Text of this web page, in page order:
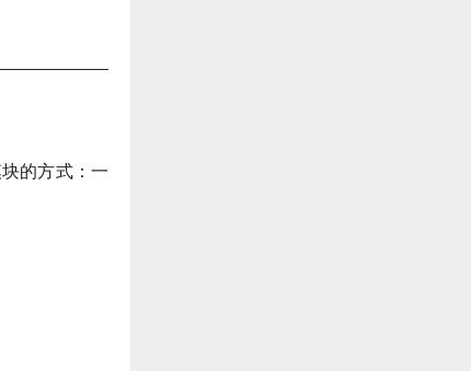
的方式：一